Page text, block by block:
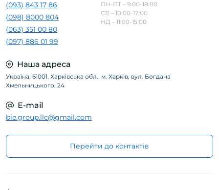
(093) 843 17 86
(098) 8000 804
(063) 351 00 80
(097) 886 01 99
ПН-ПТ – 9:00-18:00
СБ – 10:00-17:00
НД – 11:00-15:00
Наша адреса
Україна, 61001, Харківська обл., м. Харків, вул. Богдана
Хмельницького, 24
E-mail
bie.group.llc@gmail.com
Перейти до контактів